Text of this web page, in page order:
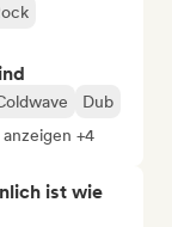
Dub
+4
ist wie